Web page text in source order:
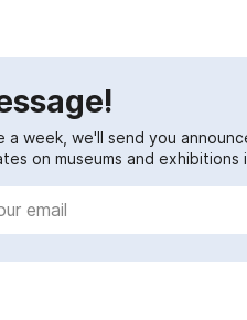
a week, we'll send you
on museums and